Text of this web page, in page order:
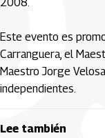
Este evento es
Carranguera, el
Maestro Jorge
independientes.
Lee también